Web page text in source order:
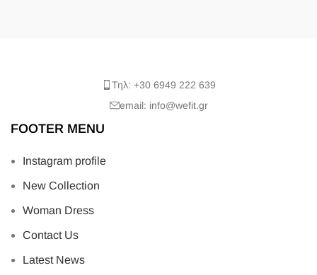
Τηλ: +30 6949 222 639
email: info@wefit.gr
FOOTER MENU
Instagram profile
New Collection
Woman Dress
Contact Us
Latest News